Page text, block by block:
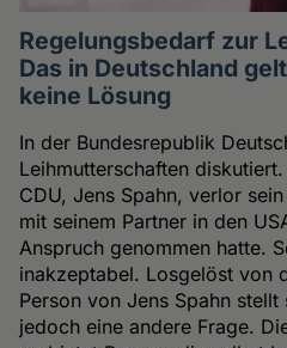
Regelungsbedarf zur
Das in Deutschland
keine Lösung
In der Bundesrepublik
Leihmutterschaften
CDU, Jens Spahn, verlor
mit seinem Partner in den
Anspruch genommen hatte.
inakzeptabel. Losgelöst von
Person von Jens Spahn
jedoch eine andere Frage.